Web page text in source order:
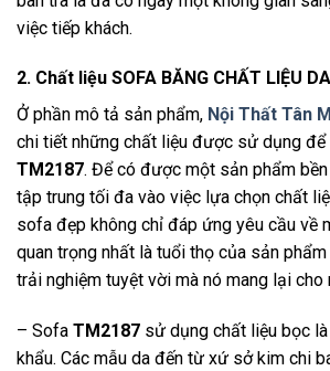
việc tiếp khách.
2. Chất liệu SOFA BĂNG CHẤT LIỆU
Ở phần mô tả sản phẩm, Nội Thất Tân
chi tiết những chất liệu được sử dụng
TM2187. Để có được một sản phẩm
tập trung tối đa vào việc lựa chọn chất
sofa đẹp không chỉ đáp ứng yêu cầu về
quan trọng nhất là tuổi thọ của sản
trải nghiệm tuyệt vời mà nó mang lại
– Sofa TM2187 sử dụng chất liệu bọc
khẩu. Các mẫu da đến từ xứ sở kim chi